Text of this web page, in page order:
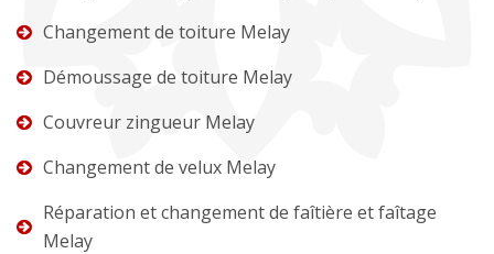
Changement de toiture Melay
Démoussage de toiture Melay
Couvreur zingueur Melay
Changement de velux Melay
Réparation et changement de faîtière et faîtage
Melay